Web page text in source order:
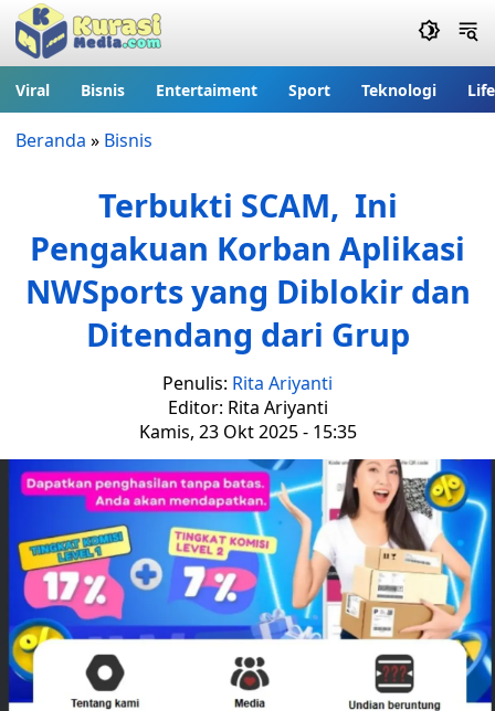
Viral Bisnis Entertaiment Sport Teknologi
Beranda » Bisnis
Terbukti SCAM, Ini
Pengakuan Korban Aplikasi
NWSports yang Diblokir dan
Ditendang dari Grup
Penulis: Rita Ariyanti
Editor: Rita Ariyanti
Kamis, 23 Okt 2025 - 15:35